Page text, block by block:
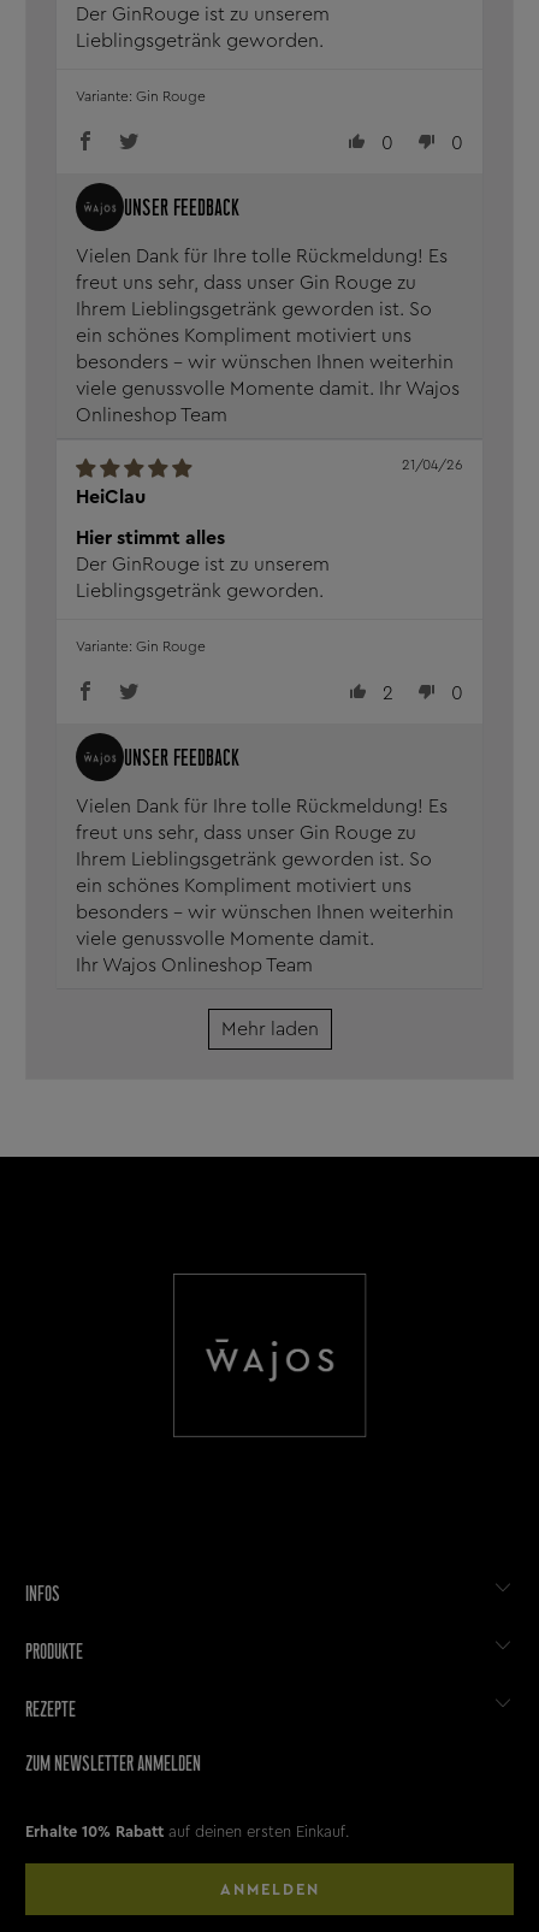
Der GinRouge ist zu unserem
Lieblingsgetränk geworden.
0 0
Vielen Dank für Ihre tolle Rückmeldung! Es
freut uns sehr, dass unser Gin Rouge zu
Ihrem Lieblingsgetränk geworden ist. So
ein schönes Kompliment motiviert uns
besonders – wir wünschen Ihnen weiterhin
viele genussvolle Momente damit. Ihr Wajos
Onlineshop Team
Gin Rouge
HeiClau
21/04/26
Hier stimmt alles
Der GinRouge ist zu unserem
Lieblingsgetränk geworden.
2 0
Vielen Dank für Ihre tolle Rückmeldung! Es
freut uns sehr, dass unser Gin Rouge zu
Ihrem Lieblingsgetränk geworden ist. So
ein schönes Kompliment motiviert uns
besonders – wir wünschen Ihnen weiterhin
viele genussvolle Momente damit.
Ihr Wajos Onlineshop Team
Gin Rouge
Mehr laden
INFOS
PRODUKTE
REZEPTE
ZUM NEWSLETTER ANMELDEN
Erhalte 10% Rabatt auf deinen ersten Einkauf.
ANMELDEN